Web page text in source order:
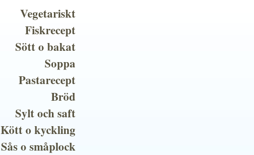
Vegetariskt
Fiskrecept
Sött o bakat
Soppa
Pastarecept
Bröd
Sylt och saft
Kött o kyckling
Sås o småplock